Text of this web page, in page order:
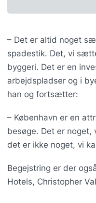
– Det er altid noget
spadestik. Det, vi
byggeri. Det er en
arbejdspladser og i
han og fortsætter:
– København er en
besøge. Det er
det er ikke noget, vi
Begejstring er der
Hotels, Christopher